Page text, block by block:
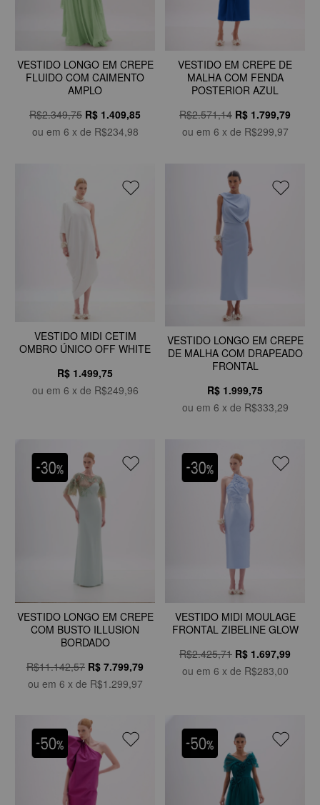
VESTIDO LONGO EM CREPE
FLUIDO COM CAIMENTO
AMPLO
R$2.349,75 R$ 1.409,85
ou em 6 x de R$234,98
VESTIDO EM CREPE DE
MALHA COM FENDA
POSTERIOR AZUL
R$2.571,14 R$ 1.799,79
ou em 6 x de R$299,97
VESTIDO MIDI CETIM
OMBRO ÚNICO OFF WHITE
R$ 1.499,75
ou em 6 x de R$249,96
VESTIDO LONGO EM CREPE
DE MALHA COM DRAPEADO
FRONTAL
R$ 1.999,75
ou em 6 x de R$333,29
VESTIDO LONGO EM CREPE
COM BUSTO ILLUSION
BORDADO
R$11.142,57 R$ 7.799,79
ou em 6 x de R$1.299,97
VESTIDO MIDI MOULAGE
FRONTAL ZIBELINE GLOW
R$2.425,71 R$ 1.697,99
ou em 6 x de R$283,00